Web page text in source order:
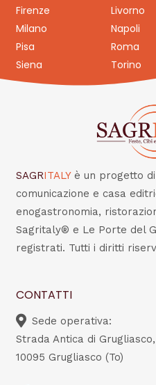
Firenze
Livorno
Milano
Napoli
Pisa
Roma
Siena
Torino
SAGRITALY è un progetto di
comunicazione e casa
enogastronomia,
Sagritaly® e Le Porte del
registrati. Tutti i diritti
CONTATTI
Sede operativa:
Strada Antica di Grugliasco,
10095 Grugliasco (To)